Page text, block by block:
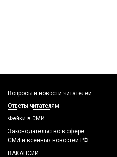
Вопросы и новости читателей
Ответы читателям
Фейки в СМИ
Законодательство в сфере
СМИ и военных новостей РФ
ВАКАНСИИ